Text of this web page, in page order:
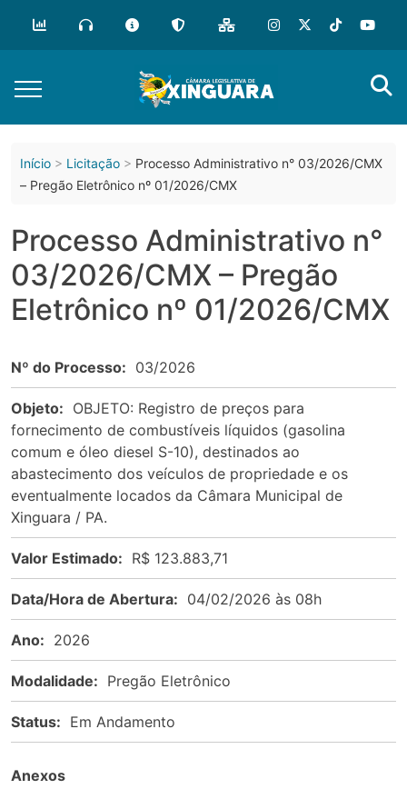
conteúdo
Início Licitação
Processo Administrativo n° 03/2026/CMX
– Pregão Eletrônico nº 01/2026/CMX
Processo Administrativo n°
03/2026/CMX – Pregão
Eletrônico nº 01/2026/CMX
Nº do Processo: 03/2026
Objeto: OBJETO: Registro de preços para
fornecimento de combustíveis líquidos (gasolina
comum e óleo diesel S-10), destinados ao
abastecimento dos veículos de propriedade e os
eventualmente locados da Câmara Municipal de
Xinguara / PA.
Valor Estimado: R$ 123.883,71
Data/Hora de Abertura: 04/02/2026 às 08h
Ano: 2026
Modalidade: Pregão Eletrônico
Status: Em Andamento
Anexos